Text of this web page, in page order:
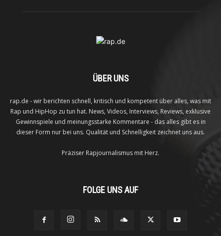
ÜBER UNS
rap.de - wir berichten schnell, kritisch und kompetent über alles, was mit
Rap und HipHop zu tun hat. News, Videos, Interviews, Reviews, exklusive
Gewinnspiele und meinungsstarke Kommentare - das alles gibt es in
dieser Form nur bei uns. Qualität und Schnelligkeit zeichnet uns aus.
Präziser Rapjournalismus mit Herz.
FOLGE UNS AUF